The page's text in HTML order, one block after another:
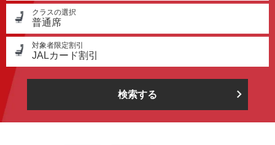
クラスの選択
普通席
対象者限定割引
JALカード割引
検索する